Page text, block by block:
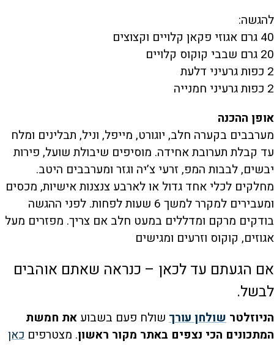
להגשה:
40 גרם אגוזי פקאן קלויים וקצוצים
20 גרם שבבי קוקוס קלויים
2 כפות גרעיני דלעת
2 כפות גרעיני חמנייה
אופן ההכנה
מערבבים בקערה חלב, יוגורט, מייפל, וניל, תבלינים ומלח
עד קבלת תערובת אחידה. מוסיפים שיבולת שועל, פירות
יבשים, לבבות המפ, זרעי צ’יה וגזר ומערבבים היטב.
מחלקים לכלי אחד גדול או לארבע צנצנות אישיות, מכסים
ומעבירים למקרר למשך 6 שעות לפחות. לפני ההגשה
בודקים מרקם ומדללים במעט חלב אם צריך. מפזרים מעל
אגוזים, קוקוס וזרעים ומגישים
אם הגעתם עד לכאן – כנראה שאתם אוהבים
לבשל.
הניוזלטר שולחן עורך שולח פעם בשבוע את חמשת
המתכונים הכי נצפים באתר מקור ראשון. מצטרפים כאן